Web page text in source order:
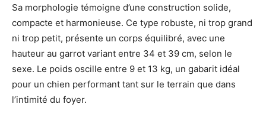
Sa morphologie témoigne d’une construction solide,
compacte et harmonieuse. Ce type robuste, ni trop grand
ni trop petit, présente un corps équilibré, avec une
hauteur au garrot variant entre 34 et 39 cm, selon le
sexe. Le poids oscille entre 9 et 13 kg, un gabarit idéal
pour un chien performant tant sur le terrain que dans
l’intimité du foyer.